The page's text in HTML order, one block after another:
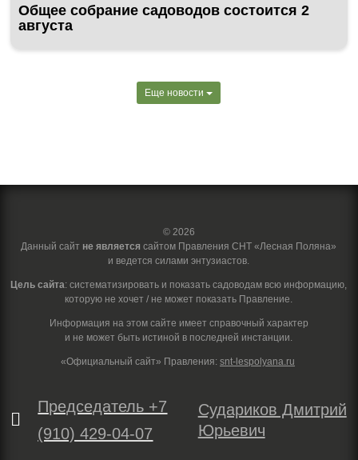
Общее собрание садоводов состоится 2
августа
Еще новости
© 2026
Данный сайт не является сайтом Правления СНТ «Лесная Поляна»
и ведется силами энтузиастов.
Цель сайта: систематизировать и показать садоводам всю информацию,
которую не хочет / не может показать Правление.
Информация на этом сайте имеет справочный характер
и не может быть истиной в последней инстанции.
«Официальный сайт» Правления: snt-lespolyana.ru

Председатель +7
(910) 429-04-07
Судариков Дмитрий
Юрьевич